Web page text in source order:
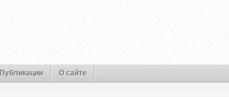
Публикации О сайте